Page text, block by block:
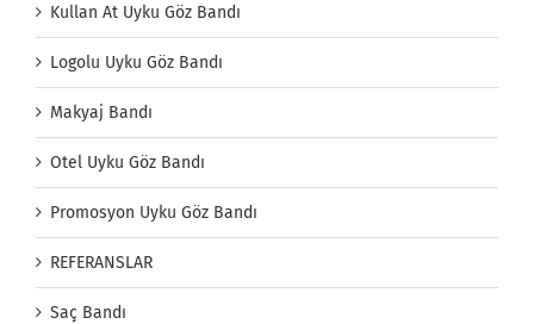
Kullan At Uyku Göz Bandı
Logolu Uyku Göz Bandı
Makyaj Bandı
Otel Uyku Göz Bandı
Promosyon Uyku Göz Bandı
REFERANSLAR
Saç Bandı